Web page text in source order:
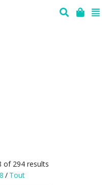
of 294 results
/ Tout